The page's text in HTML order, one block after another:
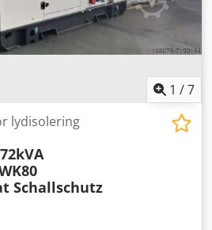
1 /7
lydisolering
Schallschutz